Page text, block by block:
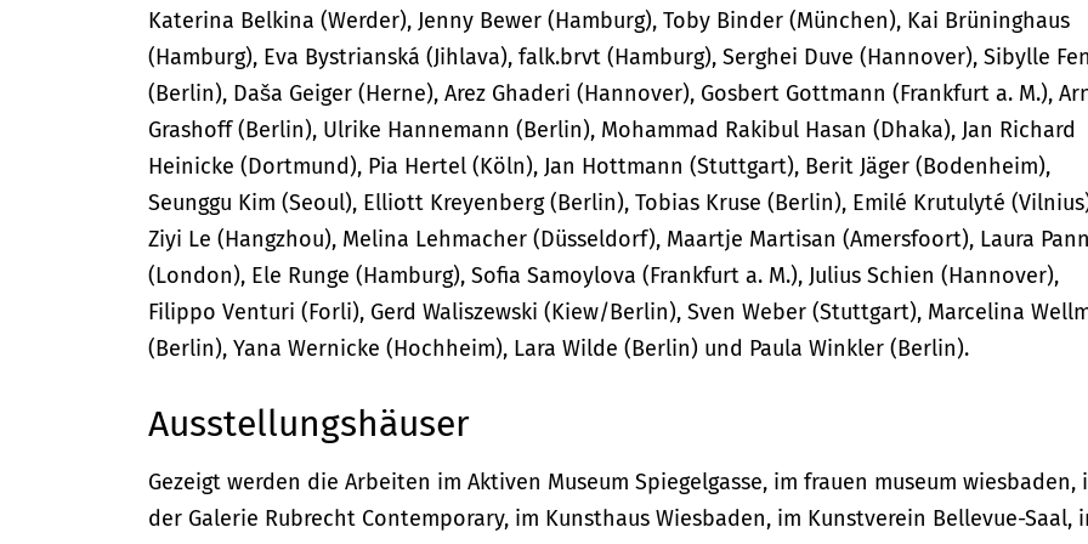
Katerina Belkina (Werder), Jenny Bewer (Hamburg), Toby Binder (München), Kai Brüninghaus
(Hamburg), Eva Bystrianská (Jihlava), falk.brvt (Hamburg), Serghei Duve (Hannover), Sibylle
(Berlin), Daša Geiger (Herne), Arez Ghaderi (Hannover), Gosbert Gottmann (Frankfurt a. M.),
Grashoff (Berlin), Ulrike Hannemann (Berlin), Mohammad Rakibul Hasan (Dhaka), Jan Richard
Heinicke (Dortmund), Pia Hertel (Köln), Jan Hottmann (Stuttgart), Berit Jäger (Bodenheim),
Seunggu Kim (Seoul), Elliott Kreyenberg (Berlin), Tobias Kruse (Berlin), Emilé Krutulyté
Ziyi Le (Hangzhou), Melina Lehmacher (Düsseldorf), Maartje Martisan (Amersfoort), Laura
(London), Ele Runge (Hamburg), Sofia Samoylova (Frankfurt a. M.), Julius Schien (Hannover),
Filippo Venturi (Forli), Gerd Waliszewski (Kiew/Berlin), Sven Weber (Stuttgart), Marcelina
(Berlin), Yana Wernicke (Hochheim), Lara Wilde (Berlin) und Paula Winkler (Berlin).
Ausstellungshäuser
Gezeigt werden die Arbeiten im Aktiven Museum Spiegelgasse, im frauen museum wiesbaden,
der Galerie Rubrecht Contemporary, im Kunsthaus Wiesbaden, im Kunstverein Bellevue-Saal,